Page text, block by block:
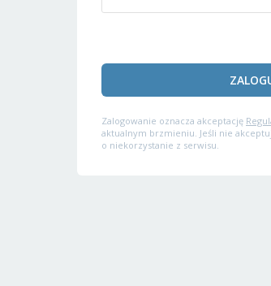
Zalogowanie oznacza akceptację
aktualnym brzmieniu. Jeśli nie
o niekorzystanie z serwisu.